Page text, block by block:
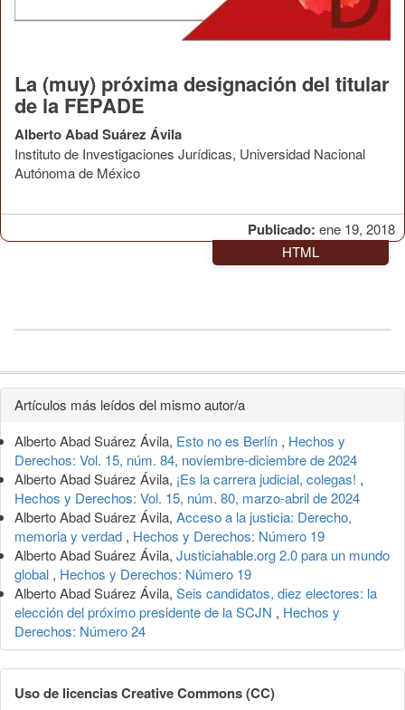
Publicado: ene 19, 2018
La (muy) próxima designación del titular
de la FEPADE
Alberto Abad Suárez Ávila
Instituto de Investigaciones Jurídicas, Universidad Nacional
Autónoma de México
HTML
Detalles
del
artículo
Artículos más leídos del mismo autor/a
Alberto Abad Suárez Ávila, Esto no es Berlín , Hechos y
Derechos: Vol. 15, núm. 84, noviembre-diciembre de 2024
Alberto Abad Suárez Ávila, ¡Es la carrera judicial, colegas! ,
Hechos y Derechos: Vol. 15, núm. 80, marzo-abril de 2024
Alberto Abad Suárez Ávila, Acceso a la justicia: Derecho,
memoria y verdad , Hechos y Derechos: Número 19
Alberto Abad Suárez Ávila, Justiciahable.org 2.0 para un mundo
global , Hechos y Derechos: Número 19
Alberto Abad Suárez Ávila, Seis candidatos, diez electores: la
elección del próximo presidente de la SCJN , Hechos y
Derechos: Número 24
Uso de licencias Creative Commons (CC)